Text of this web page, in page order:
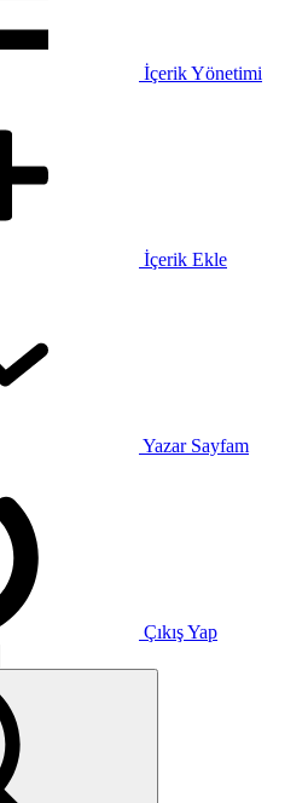
İçerik Yönetimi
İçerik Ekle
Yazar Sayfam
Çıkış Yap